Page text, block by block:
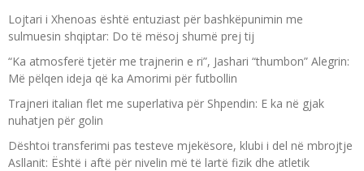
Lojtari i Xhenoas është entuziast për bashkëpunimin me
sulmuesin shqiptar: Do të mësoj shumë prej tij
“Ka atmosferë tjetër me trajnerin e ri”, Jashari “thumbon” Alegrin:
Më pëlqen ideja që ka Amorimi për futbollin
Trajneri italian flet me superlativa për Shpendin: E ka në gjak
nuhatjen për golin
Dështoi transferimi pas testeve mjekësore, klubi i del në mbrojtje
Asllanit: Është i aftë për nivelin më të lartë fizik dhe atletik